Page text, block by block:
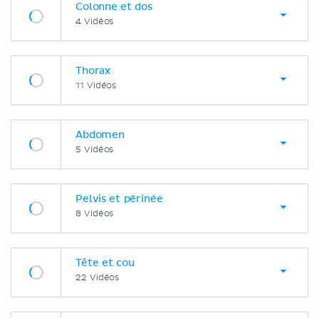
Colonne et dos
4 Vidéos
Thorax
11 Vidéos
Abdomen
5 Vidéos
Pelvis et périnée
8 Vidéos
Tête et cou
22 Vidéos